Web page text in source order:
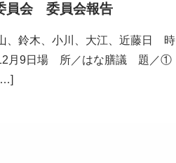
員会 委員会報告
、鈴木、小川、大江、近藤日 時
12月9日場 所／はな膳議 題／①